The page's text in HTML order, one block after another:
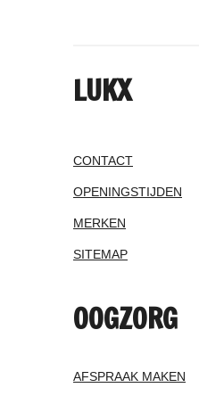
LUKX
CONTACT
OPENINGSTIJDEN
MERKEN
SITEMAP
OOGZORG
AFSPRAAK MAKEN